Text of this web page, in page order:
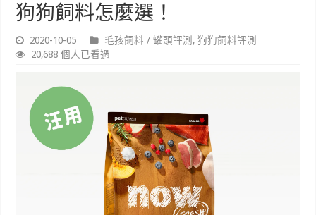
狗狗飼料怎麼選！
2020-10-05 毛孩飼料 / 罐頭評測 ,狗狗飼料評測
20,688 個人已看過